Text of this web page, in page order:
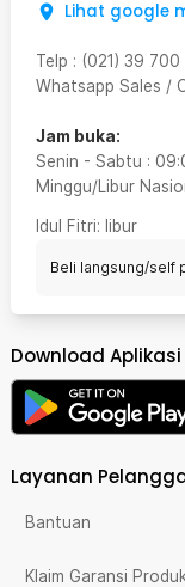
Lihat google
Telp : (021) 39 700
Whatsapp Sales /
Jam buka:
Senin - Sabtu :
Minggu/Libur
Idul Fitri: libur
Beli langsung/self
Download
Layanan
Bantuan
Klaim Garansi